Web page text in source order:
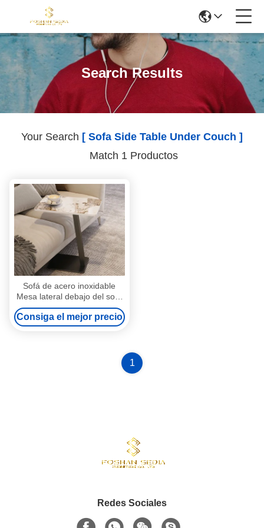
Search Results
Your Search [ Sofa Side Table Under Couch ]
Match 1 Productos
Sofá de acero inoxidable
Mesa lateral debajo del sofá
para el salón
Consiga el mejor precio
1
Redes Sociales